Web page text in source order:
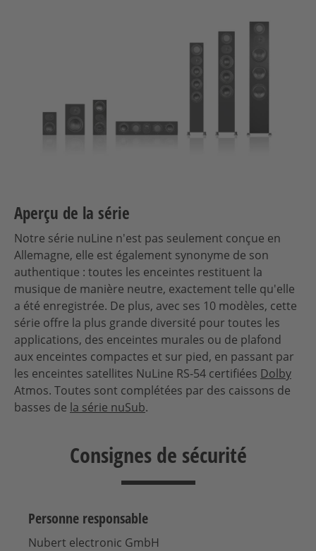
Aperçu de la série
Notre série nuLine n'est pas seulement conçue en
Allemagne, elle est également synonyme de son
authentique : toutes les enceintes restituent la
musique de manière neutre, exactement telle qu'elle
a été enregistrée. De plus, avec ses 10 modèles, cette
série offre la plus grande diversité pour toutes les
applications, des enceintes murales ou de plafond
aux enceintes compactes et sur pied, en passant par
les enceintes satellites NuLine RS-54 certifiées Dolby
Atmos. Toutes sont complétées par des caissons de
basses de la série nuSub.
Consignes de sécurité
Personne responsable
Nubert electronic GmbH